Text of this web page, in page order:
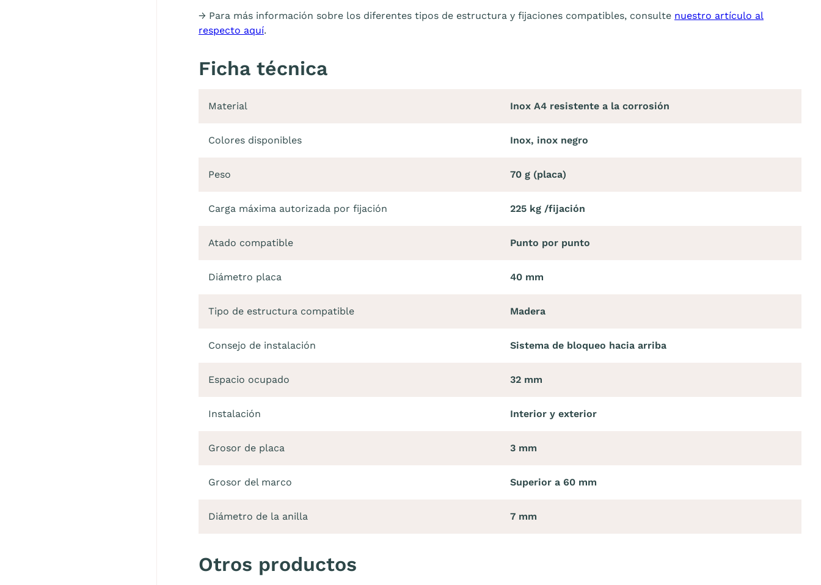
→ Para más información sobre los diferentes tipos de estructura y fijaciones compatibles, consulte nuestro artículo al
respecto aquí.
Ficha técnica
Material Inox A4 resistente a la corrosión
Colores disponibles Inox, inox negro
Peso 70 g (placa)
Carga máxima autorizada por fijación 225 kg /fijación
Atado compatible Punto por punto
Diámetro placa 40 mm
Tipo de estructura compatible Madera
Consejo de instalación Sistema de bloqueo hacia arriba
Espacio ocupado 32 mm
Instalación Interior y exterior
Grosor de placa 3 mm
Grosor del marco Superior a 60 mm
Diámetro de la anilla 7 mm
Otros productos